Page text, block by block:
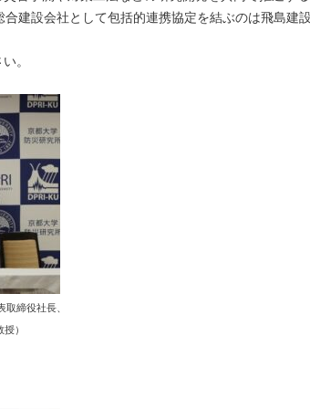
建設会社として包括的連携協定を結ぶのは飛島建
。
締役社長、
）